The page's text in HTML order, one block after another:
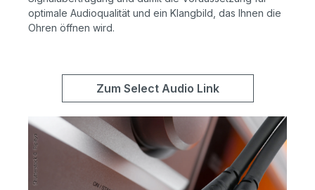
optimale Audioqualität und ein Klangbild, das Ihnen die
Ohren öffnen wird.
Zum Select Audio Link